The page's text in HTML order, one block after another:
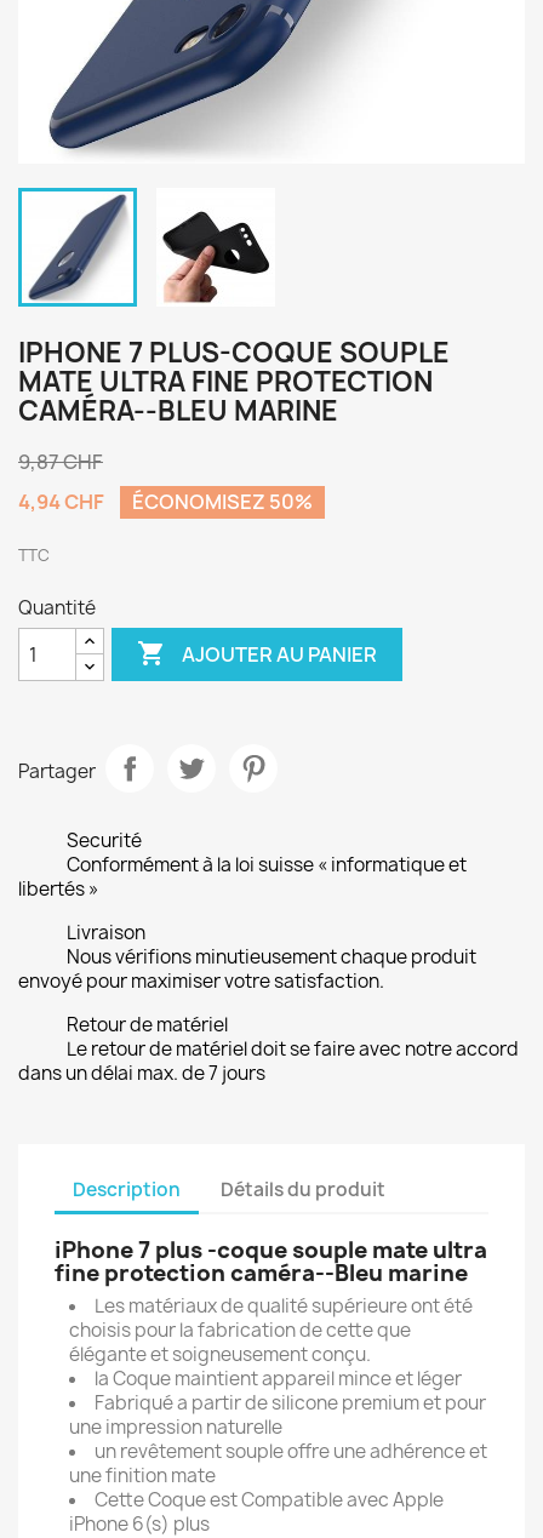
IPHONE 7 PLUS-COQUE SOUPLE
MATE ULTRA FINE PROTECTION
CAMÉRA--BLEU MARINE
9,87 CHF
4,94 CHF
ÉCONOMISEZ 50%
TTC
Quantité
 AJOUTER AU PANIER
Partager
Securité
Conformément à la loi suisse « informatique et
libertés »
Livraison
Nous vérifions minutieusement chaque produit
envoyé pour maximiser votre satisfaction.
Retour de matériel
Le retour de matériel doit se faire avec notre accord
dans un délai max. de 7 jours
Description Détails du produit
iPhone 7 plus -coque souple mate ultra
fine protection caméra--Bleu marine
Les matériaux de qualité supérieure ont été
choisis pour la fabrication de cette que
élégante et soigneusement conçu.
la Coque maintient appareil mince et léger
Fabriqué a partir de silicone premium et pour
une impression naturelle
unrevêtementsouple offre une adhérence et
une finition mate
Cette Coque est Compatible avec Apple
iPhone 6(s) plus